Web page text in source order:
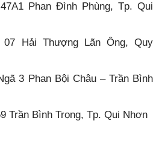
Phan Đình Phùng, Tp. Qui
07 Hải Thượng Lãn Ông, Quy
3 Phan Bội Châu – Trần Bình
Trần Bình Trọng, Tp. Qui Nhơn